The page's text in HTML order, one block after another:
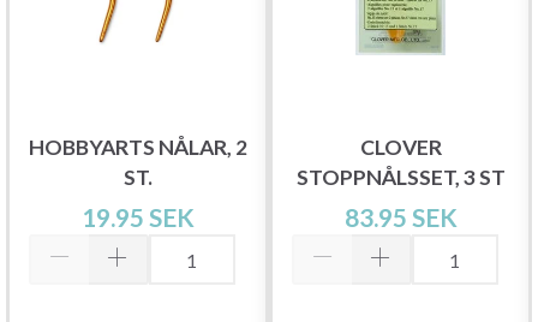
HOBBYARTS NÅLAR, 2
ST.
19.95 SEK
CLOVER
STOPPNÅLSSET, 3 ST
83.95 SEK